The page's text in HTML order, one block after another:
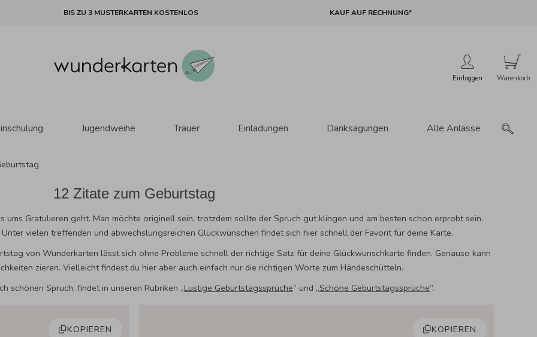
BIS ZU 3 MUSTERKARTEN KOSTENLOS KAUF AUF RECHNUNG*
Einloggen
Jugendweihe Trauer Einladungen Danksagungen Alle Anlässe
12 Zitate zum Geburtstag
Gratulieren geht. Man möchte originell sein, trotzdem sollte der Spruch gut klingen und am besten schon erprobt sein.
vielen treffenden und abwechslungsreichen Glückwünschen findet sich hier schnell der Favorit für deine Karte.
von Wunderkarten lässt sich ohne Probleme schnell der richtige Satz für deine Glückwunschkarte finden. Genauso kann
zieren. Vielleicht findest du hier aber auch einfach nur die richtigen Worte zum Händeschütteln.
schönen Spruch, findet in unseren Rubriken „Lustige Geburtstagssprüche“ und „Schöne Geburtstagssprüche“.
KOPIEREN KOPIEREN